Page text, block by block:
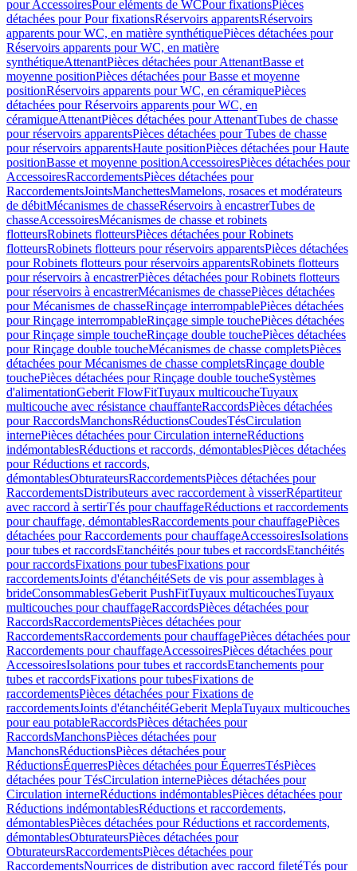
pour AccessoiresPour eléments de WCPour fixationsPièces
détachées pour Pour fixationsRéservoirs apparentsRéservoirs
apparents pour WC, en matière synthétiquePièces détachées pour
Réservoirs apparents pour WC, en matière
synthétiqueAttenantPièces détachées pour AttenantBasse et
moyenne positionPièces détachées pour Basse et moyenne
positionRéservoirs apparents pour WC, en céramiquePièces
détachées pour Réservoirs apparents pour WC, en
céramiqueAttenantPièces détachées pour AttenantTubes de chasse
pour réservoirs apparentsPièces détachées pour Tubes de chasse
pour réservoirs apparentsHaute positionPièces détachées pour Haute
positionBasse et moyenne positionAccessoiresPièces détachées pour
AccessoiresRaccordementsPièces détachées pour
RaccordementsJointsManchettesMamelons, rosaces et modérateurs
de débitMécanismes de chasseRéservoirs à encastrerTubes de
chasseAccessoiresMécanismes de chasse et robinets
flotteursRobinets flotteursPièces détachées pour Robinets
flotteursRobinets flotteurs pour réservoirs apparentsPièces détachées
pour Robinets flotteurs pour réservoirs apparentsRobinets flotteurs
pour réservoirs à encastrerPièces détachées pour Robinets flotteurs
pour réservoirs à encastrerMécanismes de chassePièces détachées
pour Mécanismes de chasseRinçage interrompablePièces détachées
pour Rinçage interrompableRinçage simple touchePièces détachées
pour Rinçage simple toucheRinçage double touchePièces détachées
pour Rinçage double toucheMécanismes de chasse completsPièces
détachées pour Mécanismes de chasse completsRinçage double
touchePièces détachées pour Rinçage double toucheSystèmes
d'alimentationGeberit FlowFitTuyaux multicoucheTuyaux
multicouche avec résistance chauffanteRaccordsPièces détachées
pour RaccordsManchonsRéductionsCoudesTésCirculation
internePièces détachées pour Circulation interneRéductions
indémontablesRéductions et raccords, démontablesPièces détachées
pour Réductions et raccords,
démontablesObturateursRaccordementsPièces détachées pour
RaccordementsDistributeurs avec raccordement à visserRépartiteur
avec raccord à sertirTés pour chauffageRéductions et raccordements
pour chauffage, démontablesRaccordements pour chauffagePièces
détachées pour Raccordements pour chauffageAccessoiresIsolations
pour tubes et raccordsEtanchéités pour tubes et raccordsEtanchéités
pour raccordsFixations pour tubesFixations pour
raccordementsJoints d'étanchéitéSets de vis pour assemblages à
brideConsommablesGeberit PushFitTuyaux multicouchesTuyaux
multicouches pour chauffageRaccordsPièces détachées pour
RaccordsRaccordementsPièces détachées pour
RaccordementsRaccordements pour chauffagePièces détachées pour
Raccordements pour chauffageAccessoiresPièces détachées pour
AccessoiresIsolations pour tubes et raccordsEtanchements pour
tubes et raccordsFixations pour tubesFixations de
raccordementsPièces détachées pour Fixations de
raccordementsJoints d'étanchéitéGeberit MeplaTuyaux multicouches
pour eau potableRaccordsPièces détachées pour
RaccordsManchonsPièces détachées pour
ManchonsRéductionsPièces détachées pour
RéductionsÉquerresPièces détachées pour ÉquerresTésPièces
détachées pour TésCirculation internePièces détachées pour
Circulation interneRéductions indémontablesPièces détachées pour
Réductions indémontablesRéductions et raccordements,
démontablesPièces détachées pour Réductions et raccordements,
démontablesObturateursPièces détachées pour
ObturateursRaccordementsPièces détachées pour
RaccordementsNourrices de distribution avec raccord filetéTés pour